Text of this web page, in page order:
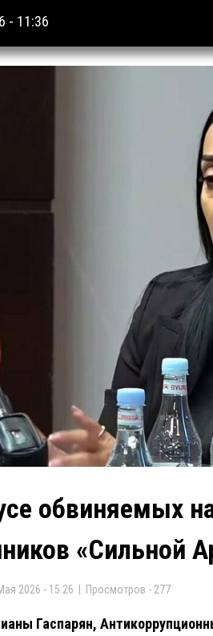
- 11:36
обвиняемых
«Сильной
2026 - 15:26 | Просмотров - 277
Гаспарян,